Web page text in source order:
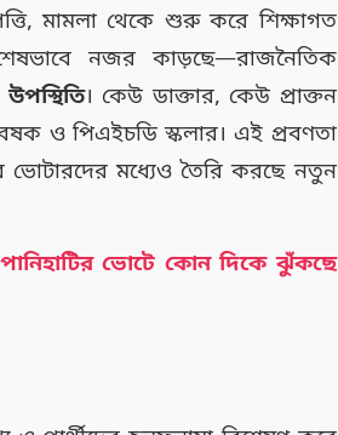
মামলা থেকে শুরু করে শিক্ষাগত
নজর কাড়ছে—রাজনৈতিক
। কেউ ডাক্তার, কেউ প্রাক্তন
ও পিএইচডি স্কলার। এই প্রবণতা
ভোটারদের মধ্যেও তৈরি করছে নতুন
ভোটে কোন দিকে ঝুঁকছে